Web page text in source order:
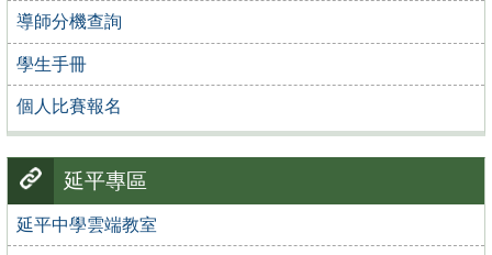
導師分機查詢
學生手冊
個人比賽報名
延平專區
延平中學雲端教室